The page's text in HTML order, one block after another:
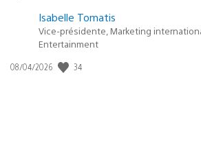
Isabelle Tomatis
Vice-présidente, Marketing
Entertainment
Date
08/04/2026 34